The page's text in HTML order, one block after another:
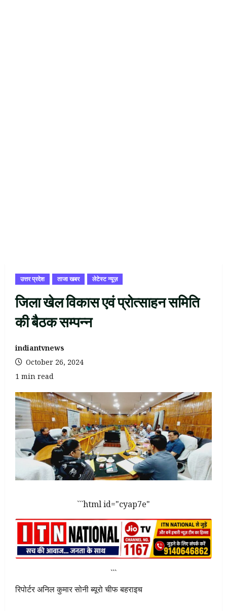
उत्तर प्रदेश ताजा खबर लेटेस्ट न्यूज़
जिला खेल विकास एवं प्रोत्साहन समिति
की बैठक सम्पन्न
indiantvnews
October 26, 2024
1 min read
```html id="cyap7e"
```
रिपोर्टर अनिल कुमार सोनीब्यूरो चीफ बहराइच